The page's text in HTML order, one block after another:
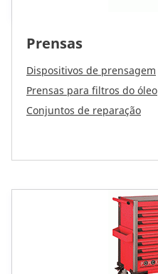
Prensas
Dispositivos de prensagem
Prensas para filtros do óleo
Conjuntos de reparação